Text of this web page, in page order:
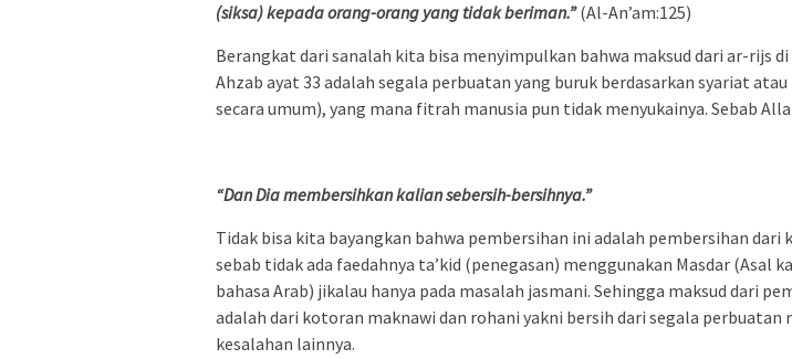
(siksa) kepada orang-orang yang tidak beriman.”(Al-An’am:125)
Berangkat dari sanalah kita bisa menyimpulkan bahwa maksud dari ar-rijs
Ahzab ayat 33 adalah segala perbuatan yang buruk berdasarkan syariat
secara umum), yang mana fitrah manusia pun tidak menyukainya. Sebab
“Dan Dia membersihkan kalian sebersih-bersihnya.”
Tidak bisa kita bayangkan bahwa pembersihan ini adalah pembersihan dari
sebab tidak ada faedahnya ta’kid (penegasan) menggunakan Masdar (Asal
bahasa Arab) jikalau hanya pada masalah jasmani. Sehingga maksud dari
adalah dari kotoran maknawi dan rohani yakni bersih dari segala perbuatan
kesalahan lainnya.